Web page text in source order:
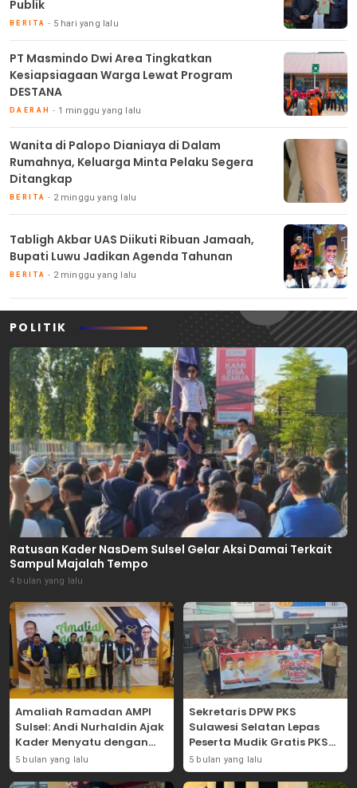
Publik
BERITA 5 hari yang lalu
PT Masmindo Dwi Area Tingkatkan
Kesiapsiagaan Warga Lewat Program
DESTANA
DAERAH 1 minggu yang lalu
Wanita di Palopo Dianiaya di Dalam
Rumahnya, Keluarga Minta Pelaku Segera
Ditangkap
BERITA 2 minggu yang lalu
Tabligh Akbar UAS Diikuti Ribuan Jamaah,
Bupati Luwu Jadikan Agenda Tahunan
BERITA 2 minggu yang lalu
POLITIK
Ratusan Kader NasDem Sulsel Gelar Aksi Damai Terkait
Sampul Majalah Tempo
4 bulan yang lalu
Amaliah Ramadan AMPI
Sulsel: Andi Nurhaldin Ajak
Kader Menyatu dengan
Kaum Dhuafa
5 bulan yang lalu
Sekretaris DPW PKS
Sulawesi Selatan Lepas
Peserta Mudik Gratis PKS
2026
5 bulan yang lalu